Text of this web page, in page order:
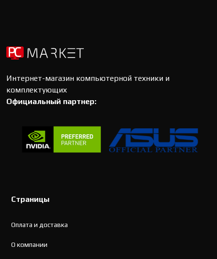
Интернет-магазин компьютерной техники и
комплектующих
Официальный партнер:
Страницы
Оплата и доставка
О компании